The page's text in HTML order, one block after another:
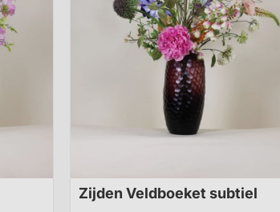
Zijden Veldboeket subtiel